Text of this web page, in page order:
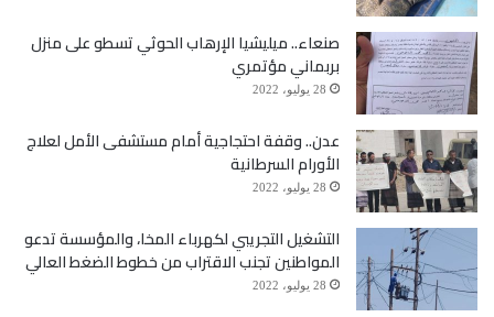
صنعاء.. ميليشيا الإرهاب الحوثي تسطو على منزل
بربماني مؤتمري
28 يوليو، 2022
عدن.. وقفة احتجاجية أمام مستشفى الأمل لعلاج
الأورام السرطانية
28 يوليو، 2022
التشغيل التجريبي لكهرباء المخا، والمؤسسة تدعو
المواطنين تجنب الاقتراب من خطوط الضغط العالي
28 يوليو، 2022